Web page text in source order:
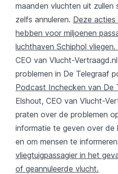
maanden vluchten uit zullen
zelfs annuleren. Deze acties
hebben voor miljoenen
luchthaven Schiphol vliegen.
CEO van Vlucht-
problemen in De Telegraaf
Podcast Inchecken van De
Elshout, CEO van Vlucht-
praten over de problemen
informatie te geven over de
en om mensen te
vliegtuigpassagier in het
of geannuleerde vlucht.